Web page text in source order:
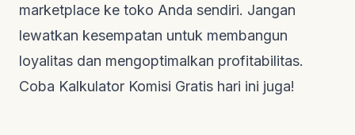
marketplace ke toko Anda sendiri. Jangan
lewatkan kesempatan untuk membangun
loyalitas dan mengoptimalkan profitabilitas.
Coba Kalkulator Komisi Gratis hari ini juga!